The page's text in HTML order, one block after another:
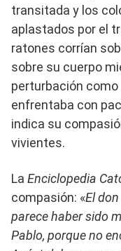
transitada y los
aplastados por el
ratones corrían
sobre su cuerpo
perturbación como
enfrentaba con
indica su
vivientes.
La Enciclopedia
compasión: «El
parece haber sido
Pablo, porque no